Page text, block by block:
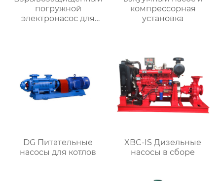
погружной
электронасос для
компрессорная
установка
DG Питательные
насосы для котлов
XBC-IS Дизельные
насосы в сборе